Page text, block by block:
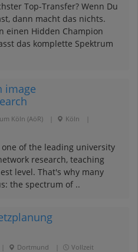
Top-Transfer? Wenn Du
dann macht das nichts.
einen Hidden Champion
das komplette Spektrum
image
Köln (AöR) Köln
of the leading university
research, teaching
level. That's why many
the spectrum of ..
Dortmund Vollzeit